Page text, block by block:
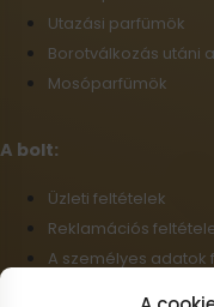
Utazási parfümök
Borotválkozás utáni
Mosóparfümök
A bolt:
Üzleti feltételek
Reklamációs
A személyes